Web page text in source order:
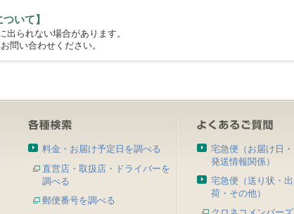
いて】
られない場合があります。
問い合わせください。
料金・お届け予定日を調べる
直営店・取扱店・ドライバーを
調べる
郵便番号を調べる
宅急便（お届け日・
発送情報関係）
宅急便（送り状・出
荷・その他）